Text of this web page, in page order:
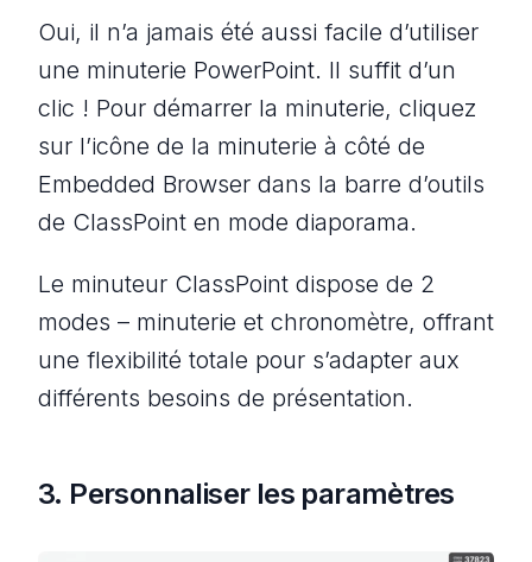
Oui, il n’a jamais été aussi facile d’utiliser
une minuterie PowerPoint. Il suffit d’un
clic ! Pour démarrer la minuterie, cliquez
sur l’icône de la minuterie à côté de
Embedded Browser dans la barre d’outils
de ClassPoint en mode diaporama.
Le minuteur ClassPoint dispose de 2
modes – minuterie et chronomètre, offrant
une flexibilité totale pour s’adapter aux
différents besoins de présentation.
3. Personnaliser les paramètres